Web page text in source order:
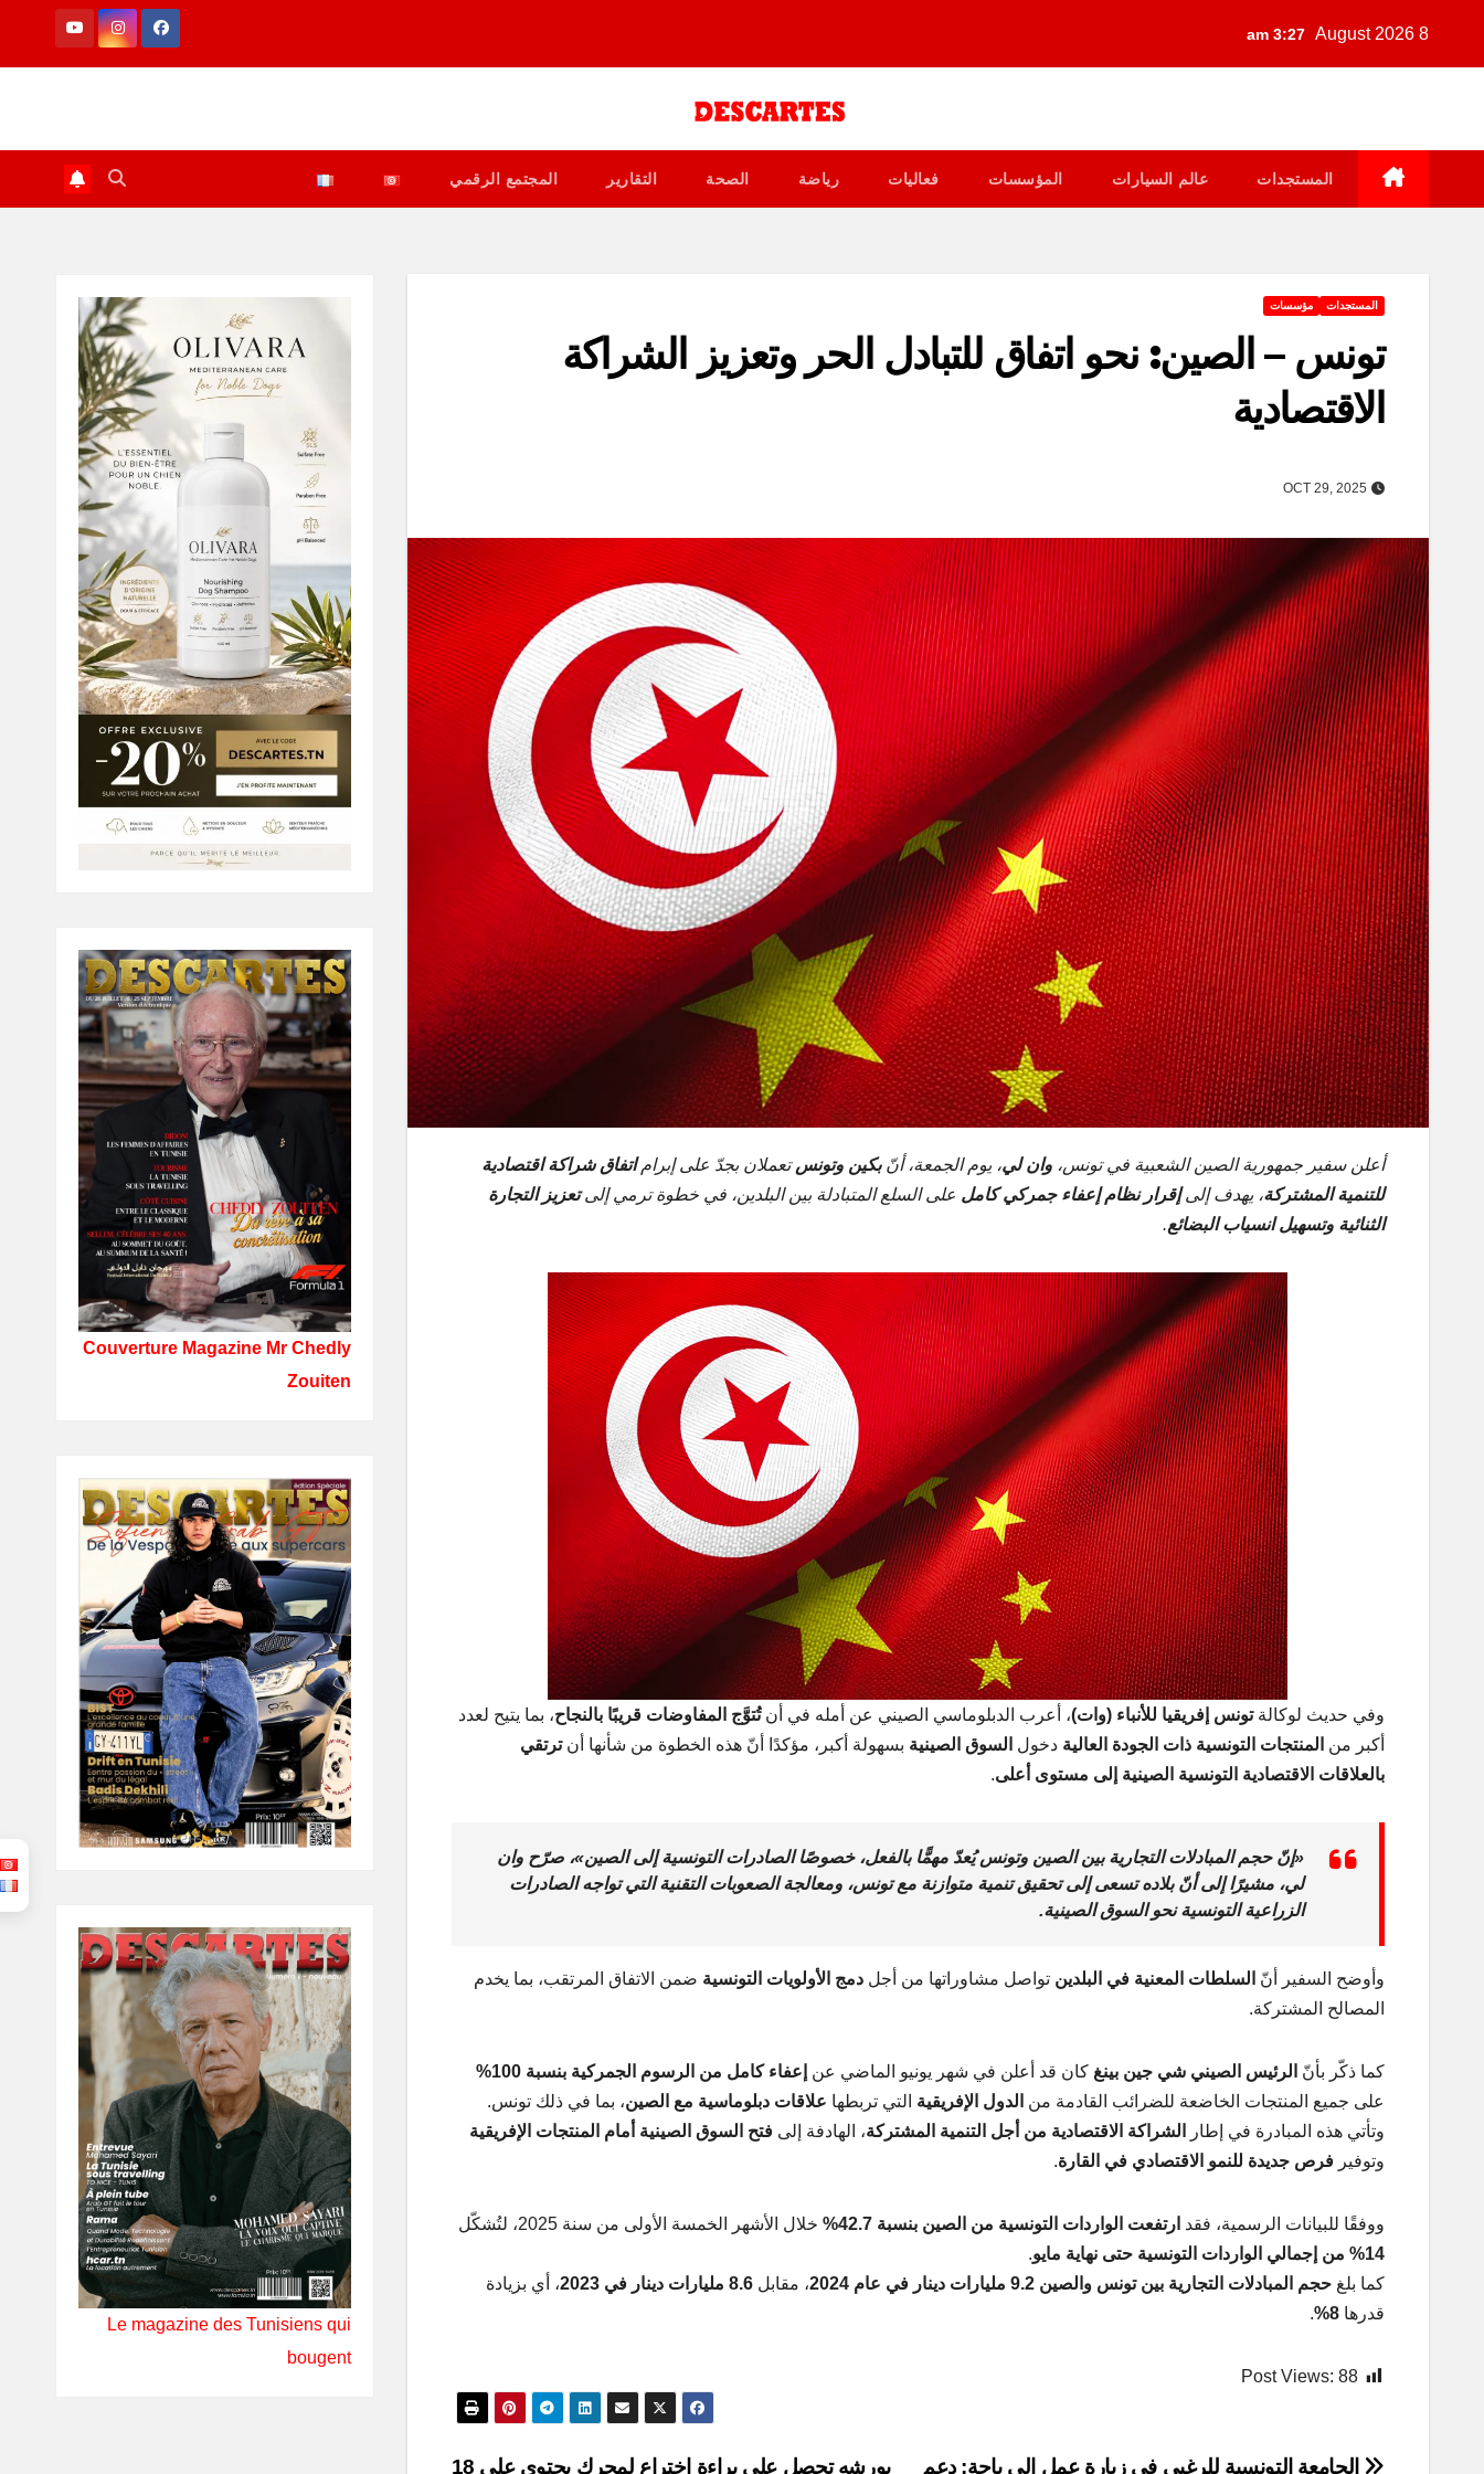
8 August 2026
3:27 am
المستجدات عالم السيارات المؤسسات فعاليات رياضة الصحة التقارير المجتمع الرقمي
المستجدات مؤسسات
تونس – الصين: نحو اتفاق للتبادل الحر وتعزيز الشراكة
الاقتصادية
OCT 29, 2025
أعلن سفير جمهورية الصين الشعبية في تونس، وان لي، يوم الجمعة، أنّبكين وتونستعملان بجدّ على إبراماتفاق شراكة اقتصادية
للتنمية المشتركة، يهدف إلىإقرار نظام إعفاء جمركي كامل على السلع المتبادلة بين البلدين، في خطوة ترمي إلىتعزيز التجارة
الثنائية وتسهيل انسياب البضائع.
وفي حديث لوكالةتونس إفريقيا للأنباء (وات)، أعرب الدبلوماسي الصيني عن أمله في أنتُتوَّج المفاوضات قريبًا بالنجاح، بما يتيح لعدد
أكبر من المنتجات التونسية ذات الجودة العالية دخول السوق الصينية بسهولة أكبر، مؤكدًا أنّ هذه الخطوة من شأنها أنترتقي
بالعلاقات الاقتصادية التونسية الصينية إلى مستوى أعلى.
«إنّ حجم المبادلات التجارية بين الصين وتونس يُعدّ مهمًّا بالفعل، خصوصًا الصادرات التونسية إلى الصين»، صرّح وان
لي، مشيرًا إلى أنّ بلاده تسعى إلىتحقيق تنمية متوازنة مع تونس، ومعالجةالصعوبات التقنيةالتي تواجه الصادرات
الزراعية التونسية نحو السوق الصينية.
وأوضح السفير أنّ السلطات المعنية في البلدين تواصل مشاوراتها من أجل دمج الأولويات التونسية ضمن الاتفاق المرتقب، بما يخدم
المصالح المشتركة.
كما ذكّر بأنّ الرئيس الصيني شي جين بينغ كان قد أعلن في شهر يونيو الماضي عن إعفاء كامل من الرسوم الجمركية بنسبة 100%
على جميع المنتجات الخاضعة للضرائب القادمة من الدول الإفريقية التي تربطها علاقات دبلوماسية مع الصين، بما في ذلك تونس.
وتأتي هذه المبادرة في إطار
الشراكة الاقتصادية من أجل التنمية المشتركة، الهادفة إلى فتح السوق الصينية أمام المنتجات الإفريقية
وتوفير فرص جديدة للنمو الاقتصادي في القارة.
ووفقًا للبيانات الرسمية، فقد ارتفعت الواردات التونسية من الصين بنسبة 42.7%
خلال الأشهر الخمسة الأولى من سنة 2025، لتُشكّل
14% من إجمالي الواردات التونسية حتى نهاية مايو
.
كما بلغ حجم المبادلات التجارية بين تونس والصين 9.2 مليارات دينار في عام 2024 ، مقابل 8.6 مليارات دينار في 2023
، أي بزيادة
قدرها 8%
.
Post Views: 88
بورشه تحصل على براءة اختراع لمحرك يحتوي على 18
الجامعة التونسية للرغبي في زيارة عمل إلى باجة: دعم
Couverture Magazine Mr Chedly
Zouiten
Le magazine des Tunisiens qui
bougent